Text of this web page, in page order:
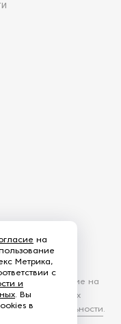
вы даете согласие на
конфиденциальности.
на
Метрика,
с
и
. Вы
в